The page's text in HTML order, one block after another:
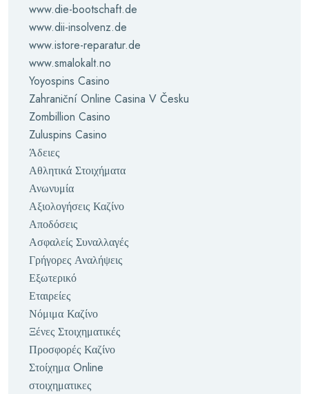
www.die-bootschaft.de
www.dii-insolvenz.de
www.istore-reparatur.de
www.smalokalt.no
Yoyospins Casino
Zahraniční Online Casina V Česku
Zombillion Casino
Zuluspins Casino
Άδειες
Αθλητικά Στοιχήματα
Ανωνυμία
Αξιολογήσεις Καζίνο
Αποδόσεις
Ασφαλείς Συναλλαγές
Γρήγορες Αναλήψεις
Εξωτερικό
Εταιρείες
Νόμιμα Καζίνο
Ξένες Στοιχηματικές
Προσφορές Καζίνο
Στοίχημα Online
στοιχηματικες